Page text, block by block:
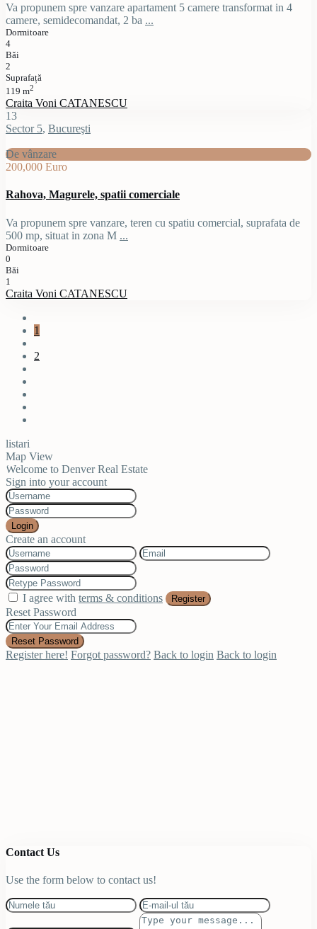
Va propunem spre vanzare apartament 5 camere transformat in 4
camere, semidecomandat, 2 ba ...
Dormitoare
4
Băi
2
Suprafață
119 m2
Craita Voni CATANESCU
13
Sector 5, Bucureşti
De vânzare
200,000 Euro
Rahova, Magurele, spatii comerciale
Va propunem spre vanzare, teren cu spatiu comercial, suprafata de
500 mp, situat in zona M ...
Dormitoare
0
Băi
1
Craita Voni CATANESCU
1
2
listari
Map View
Welcome to Denver Real Estate
Sign into your account
Login
Create an account
I agree with terms & conditions Register
Reset Password
Reset Password
Register here! Forgot password? Back to login Back to login
Contact Us
Use the form below to contact us!